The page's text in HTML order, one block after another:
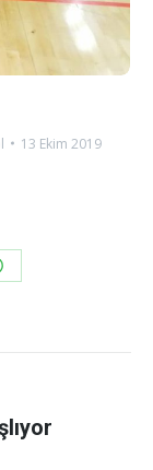
13 Ekim 2019